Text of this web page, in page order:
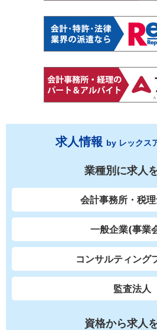
求人情報 by レックス
業種別に求人
会計事務所・税
一般企業(事業
コンサルティング
監査法人
資格から求人